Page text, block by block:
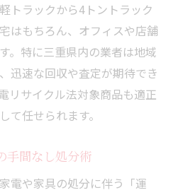
トラックから4トントラック
はもちろん、オフィスや店舗
。特に三重県内の業者は地域
迅速な回収や査定が期待でき
リサイクル法対象商品も適正
て任せられます。
手間なし処分術
電や家具の処分に伴う「運